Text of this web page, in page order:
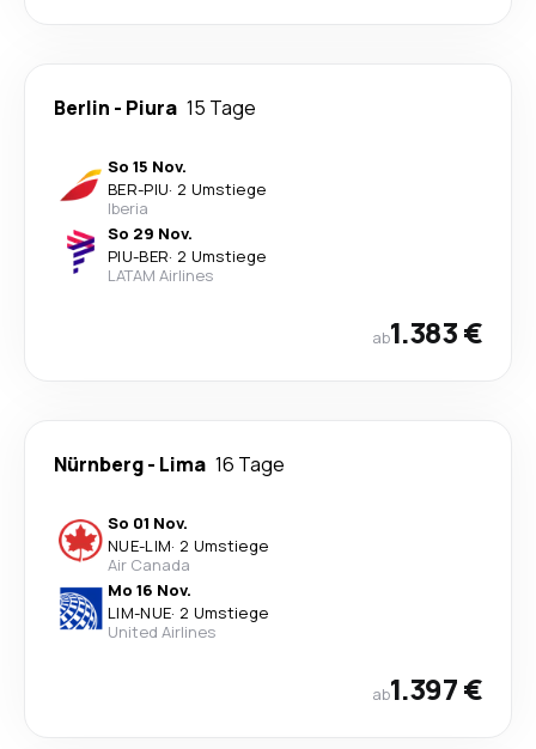
Berlin - Piura 15 Tage
So 15 Nov.
BER-PIU· 2 Umstiege
Iberia
So 29 Nov.
PIU-BER· 2 Umstiege
LATAM Airlines
ab1.383 €
Nürnberg- Lima 16 Tage
So 01 Nov.
NUE-LIM· 2 Umstiege
Air Canada
Mo 16 Nov.
LIM-NUE· 2 Umstiege
United Airlines
ab1.397 €